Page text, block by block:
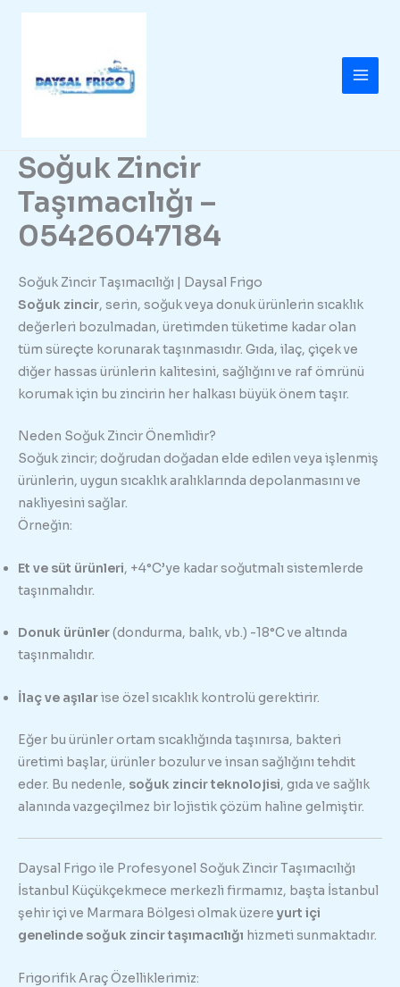
İçeriğe
Soğuk Zincir
Taşımacılığı –
05426047184
Soğuk Zincir Taşımacılığı | Daysal Frigo
Soğuk zincir, serin, soğuk veya donuk ürünlerin sıcaklık
değerleri bozulmadan, üretimden tüketime kadar olan
tüm süreçte korunarak taşınmasıdır. Gıda, ilaç, çiçek ve
diğer hassas ürünlerin kalitesini, sağlığını ve raf ömrünü
korumak için bu zincirin her halkası büyük önem taşır.
Neden Soğuk Zincir Önemlidir?
Soğuk zincir; doğrudan doğadan elde edilen veya işlenmiş
ürünlerin, uygun sıcaklık aralıklarında depolanmasını ve
nakliyesini sağlar.
Örneğin:
Et ve süt ürünleri, +4°C’ye kadar soğutmalı sistemlerde
taşınmalıdır.
Donuk ürünler(dondurma, balık, vb.) -18°C ve altında
taşınmalıdır.
İlaç ve aşılarise özel sıcaklık kontrolü gerektirir.
Eğer bu ürünler ortam sıcaklığında taşınırsa, bakteri
üretimi başlar, ürünler bozulur ve insan sağlığını tehdit
eder. Bu nedenle, soğuk zincir teknolojisi, gıda ve sağlık
alanında vazgeçilmez bir lojistik çözüm haline gelmiştir.
Daysal Frigo ile Profesyonel Soğuk Zincir Taşımacılığı
İstanbul Küçükçekmece merkezli firmamız, başta İstanbul
şehir içi ve Marmara Bölgesi olmak üzere yurt içi
genelinde soğuk zincir taşımacılığı hizmeti sunmaktadır.
Frigorifik Araç Özelliklerimiz: